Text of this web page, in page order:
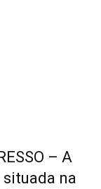
– A
situada na